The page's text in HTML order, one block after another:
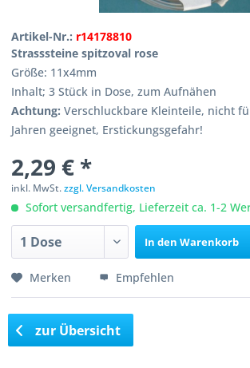
Artikel-Nr.: r14178810
Strasssteine spitzoval rose
Größe: 11x4mm
Inhalt; 3 Stück in Dose, zum Aufnähen
Achtung: Verschluckbare Kleinteile, nicht
Jahren geeignet, Erstickungsgefahr!
2,29 € *
inkl. MwSt.zzgl. Versandkosten
Sofort versandfertig, Lieferzeit ca. 1-2
In den Warenkorb
Merken Empfehlen
zur Übersicht